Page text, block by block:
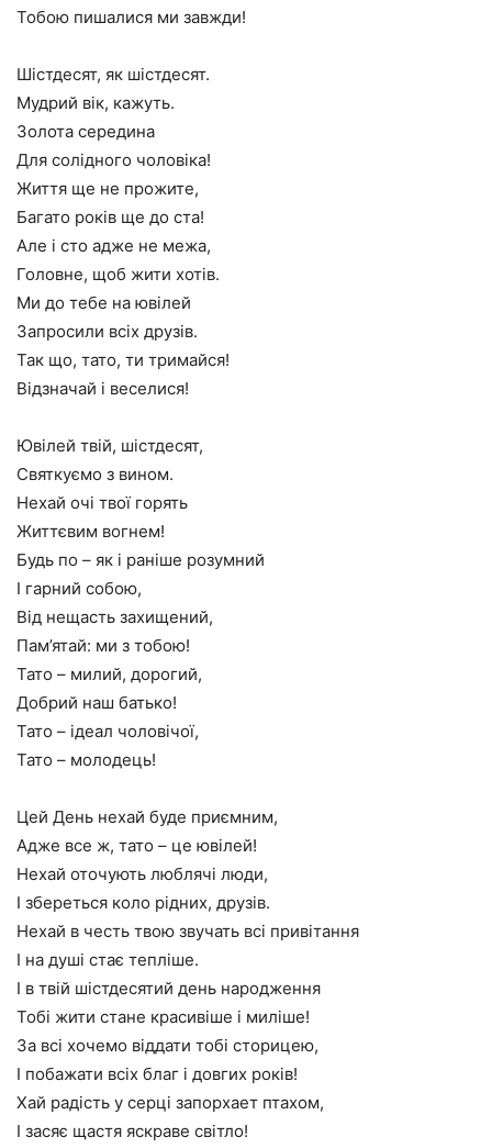
Тобою пишалися ми завжди!
Шістдесят, як шістдесят.
Мудрий вік, кажуть.
Золота середина
Для солідного чоловіка!
Життя ще не прожите,
Багато років ще до ста!
Але і сто адже не межа,
Головне, щоб жити хотів.
Ми до тебе на ювілей
Запросили всіх друзів.
Так що, тато, ти тримайся!
Відзначай і веселися!
Ювілей твій, шістдесят,
Святкуємо з вином.
Нехай очі твої горять
Життєвим вогнем!
Будь по – як і раніше розумний
І гарний собою,
Від нещасть захищений,
Пам’ятай: ми з тобою!
Тато – милий, дорогий,
Добрий наш батько!
Тато – ідеал чоловічої,
Тато – молодець!
Цей День нехай буде приємним,
Адже все ж, тато – це ювілей!
Нехай оточують люблячі люди,
І збереться коло рідних, друзів.
Нехай в честь твою звучать всі привітання
І на душі стає тепліше.
І в твій шістдесятий день народження
Тобі жити стане красивіше і миліше!
За всі хочемо віддати тобі сторицею,
І побажати всіх благ і довгих років!
Хай радість у серці запорхает птахом,
І засяє щастя яскраве світло!